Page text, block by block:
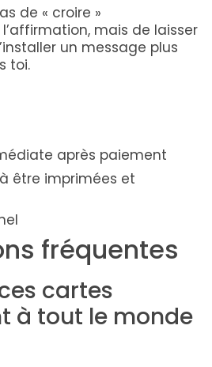
de « croire »
mais de laisser
un message plus
toi.
après paiement
être imprimées et
fréquentes
cartes
à tout le monde